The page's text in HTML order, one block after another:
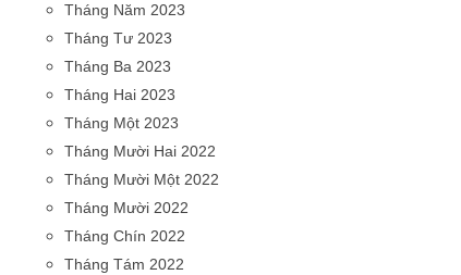
Tháng Năm 2023
Tháng Tư 2023
Tháng Ba 2023
Tháng Hai 2023
Tháng Một 2023
Tháng Mười Hai 2022
Tháng Mười Một 2022
Tháng Mười 2022
Tháng Chín 2022
Tháng Tám 2022